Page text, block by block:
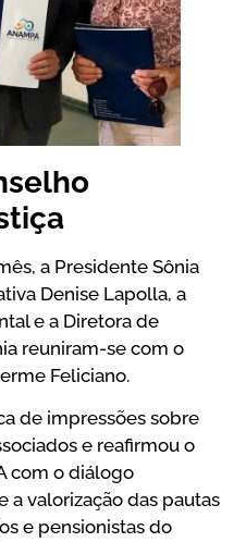
a Presidente Sônia
Denise Lapolla, a
e a Diretora de
reuniram-se com o
Feliciano.
de impressões sobre
e reafirmou o
com o diálogo
a valorização das pautas
e pensionistas do